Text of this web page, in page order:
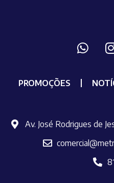
PROMOÇÕES
Av. José Rodrigues de